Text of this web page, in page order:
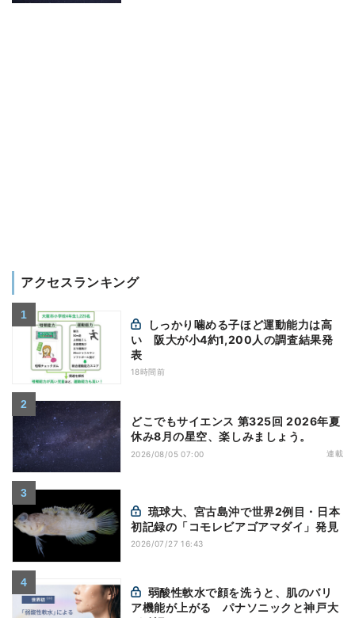
アクセスランキング
い 阪大が小4約1,200人の調査結果発
表
18時間前
どこでもサイエンス 第325回 2026年夏
休み8月の星空、楽しみましょう。
2026/08/05 07:00 連載
初記録の「コモレビアゴアマダイ」発見
2026/07/27 16:43
ア機能が上がる パナソニックと神戸大